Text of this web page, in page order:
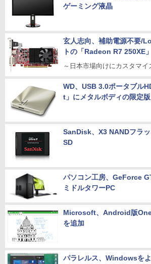
ゲーミング液晶
玄人志向、補助電源不要/
トの「Radeon R7 250XE」
～日本市場向けにカスタマイ
WD、USB 3.0ポータブル
t」にメタルボディの限定版
SanDisk、X3 NANDフラ
SD
パソコン工房、GeForce
ミドルタワーPC
Microsoft、Android版
を追加
パラレルス、Windowsを